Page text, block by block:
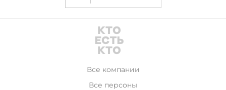
Все компании
Все персоны